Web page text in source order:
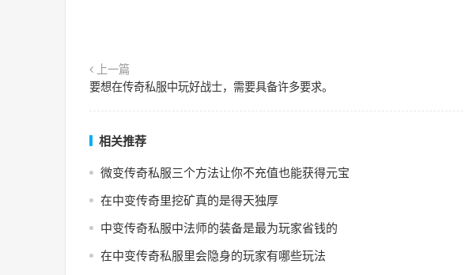
上一篇
要想在传奇私服中玩好战士，需要具备许多要求。
相关推荐
微变传奇私服三个方法让你不充值也能获得元宝
在中变传奇里挖矿真的是得天独厚
中变传奇私服中法师的装备是最为玩家省钱的
在中变传奇私服里会隐身的玩家有哪些玩法